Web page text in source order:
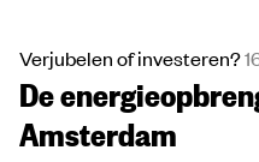
Verjubelen of investeren?
De
Amsterdam